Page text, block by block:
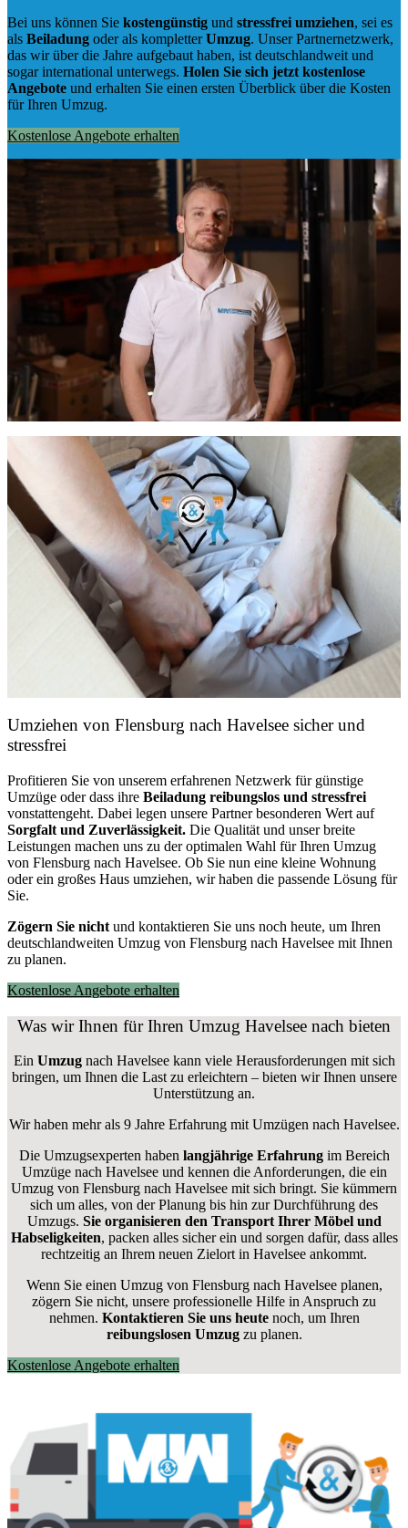
Bei uns können Sie kostengünstig und stressfrei umziehen, sei es
als Beiladung oder als kompletterUmzug. Unser Partnernetzwerk,
das wir über die Jahre aufgebaut haben, ist deutschlandweit und
sogar international unterwegs. Holen Sie sich jetzt kostenlose
Angebote und erhalten Sie einen ersten Überblick über die Kosten
für Ihren Umzug.
Kostenlose Angebote erhalten
Umziehen von Flensburg nach Havelsee sicher und
stressfrei
Profitieren Sie von unserem erfahrenen Netzwerk für günstige
Umzüge oder dass ihre Beiladung reibungslos und stressfrei
vonstattengeht. Dabei legen unsere Partner besonderen Wert auf
Sorgfalt und Zuverlässigkeit. Die Qualität und unser breite
Leistungen machen uns zu der optimalen Wahl für Ihren Umzug
von Flensburg nach Havelsee. Ob Sie nun eine kleine Wohnung
oder ein großes Haus umziehen, wir haben die passende Lösung für
Sie.
Zögern Sie nicht und kontaktieren Sie uns noch heute, um Ihren
deutschlandweiten Umzug von Flensburg nach Havelsee mit Ihnen
zu planen.
Kostenlose Angebote erhalten
Was wir Ihnen für Ihren Umzug Havelsee nach bieten
Ein Umzugnach Havelsee kann viele Herausforderungen mit sich
bringen, um Ihnen die Last zu erleichtern – bieten wir Ihnen unsere
Unterstützung an.
Wir haben mehr als 9 Jahre Erfahrung mit Umzügen nach Havelsee.
Die Umzugsexperten haben langjährige Erfahrungim Bereich
Umzüge nach Havelsee und kennen die Anforderungen, die ein
Umzug von Flensburg nach Havelsee mit sich bringt. Sie kümmern
sich um alles, von der Planung bis hin zur Durchführung des
Umzugs. Sie organisieren den Transport Ihrer Möbel und
Habseligkeiten, packen alles sicher ein und sorgen dafür, dass alles
rechtzeitig an Ihrem neuen Zielort in Havelsee ankommt.
Wenn Sie einen Umzug von Flensburg nach Havelsee planen,
zögern Sie nicht, unsere professionelle Hilfe in Anspruch zu
nehmen. Kontaktieren Sie uns heutenoch, um Ihren
reibungslosen Umzugzu planen.
Kostenlose Angebote erhalten